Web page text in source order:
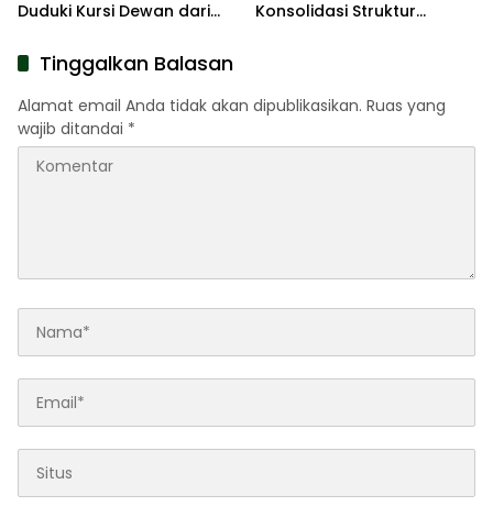
Duduki Kursi Dewan dari
Konsolidasi Struktur
Tinggalkan Balasan
Alamat email Anda tidak akan dipublikasikan. Ruas yang
wajib ditandai *